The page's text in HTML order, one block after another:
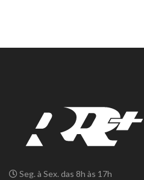
Seg. à Sex. das 8h às 17h